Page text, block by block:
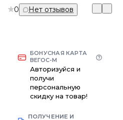
0 Нет отзывов
БОНУСНАЯ КАРТА
ВЕГОС-М
Авторизуйся и
получи
персональную
скидку на товар!
ПОЛУЧЕНИЕ И